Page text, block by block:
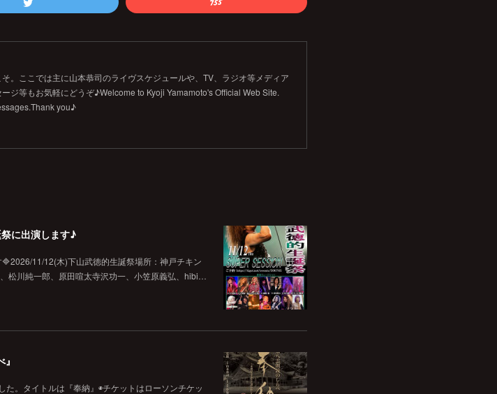
。ここでは主に山本恭司のライヴスケジュールや、TV、ラジオ等メディア
ジ等もお気軽にどうぞ♪Welcome to Kyoji Yamamoto's Official Web Site.
you♪
に出演します♪
11/12(木)下山武徳的生誕祭場所：神戸チキン
松川純一郎、原田喧太寺沢功一、小笠原義弘、hibi…
。タイトルは『奉納』◉チケットはローソンチケッ